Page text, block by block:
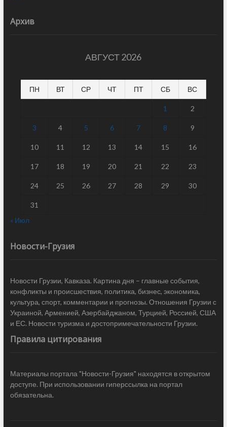
Архив
АВГУСТ 2026
ПН ВТ СР ЧТ ПТ СБ ВС
1 2
3 4 5 6 7 8 9
10 11 12 13 14 15 16
17 18 19 20 21 22 23
24 25 26 27 28 29 30
31
« Июл
Новости-Грузия
Новости Грузии, Кавказа. Картина дня – главные события,
конфликты и происшествия, политика, бизнес, экономика,
культура, спорт, комментарии и прогнозы. Отношения Грузии с
Украиной, Арменией, Азербайджаном, Турцией, Россией, США
и ЕС. Новости туризма и достопримечательности Грузии.
Правила цитирования
Материалы портала "Новости-Грузия" находятся в открытом
доступе. При использовании гиперссылка на портал
обязательна.